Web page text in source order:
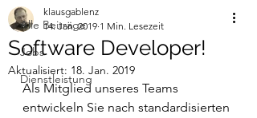
Alle Beiträge
Jobs
Dienstleistung
Software Developer!
klausgablenz
14. Jan. 2019 1 Min. Lesezeit
Aktualisiert: 18. Jan. 2019
Als Mitglied unseres Teams
entwickeln Sie nach standardisierten